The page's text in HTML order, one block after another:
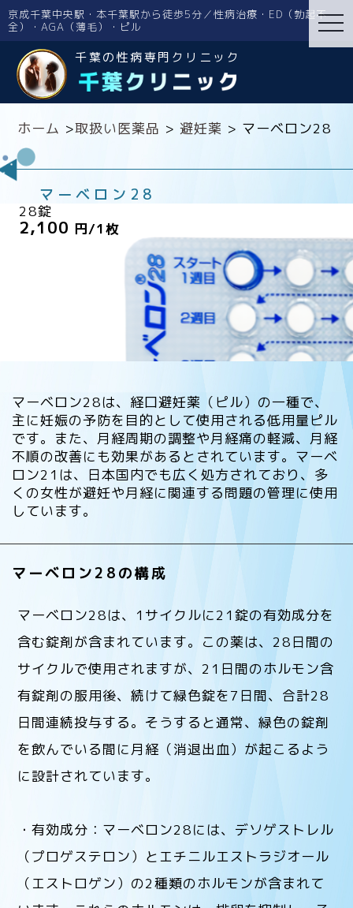
京成千葉中央駅・本千葉駅から徒歩5分／性病治療・ED（勃起不
全）・AGA（薄毛）・ピル
千葉の性病専門クリニック
ホーム >取扱い医薬品 > 避妊薬 > マーベロン28
マーベロン28
28錠
2,100 円/1枚
マーベロン28は、経口避妊薬（ピル）の一種で、
主に妊娠の予防を目的として使用される低用量ピル
です。また、月経周期の調整や月経痛の軽減、月経
不順の改善にも効果があるとされています。マーベ
ロン21は、日本国内でも広く処方されており、多
くの女性が避妊や月経に関連する問題の管理に使用
しています。
マーベロン28の構成
マーベロン28は、1サイクルに21錠の有効成分を
含む錠剤が含まれています。この薬は、28日間の
サイクルで使用されますが、21日間のホルモン含
有錠剤の服用後、続けて緑色錠を7日間、合計28
日間連続投与する。そうすると通常、緑色の錠剤
を飲んでいる間に月経（消退出血）が起こるよう
に設計されています。
・有効成分：マーベロン28には、デソゲストレル
（プロゲステロン）とエチニルエストラジオール
（エストロゲン）の2種類のホルモンが含まれて